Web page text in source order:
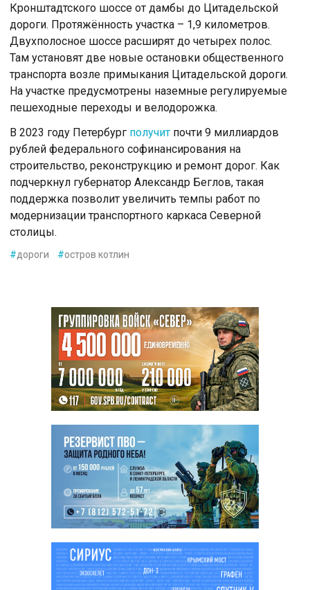
Кронштадтского шоссе от дамбы до Цитадельской
дороги. Протяжённость участка – 1,9 километров.
Двухполосное шоссе расширят до четырех полос.
Там установят две новые остановки общественного
транспорта возле примыкания Цитадельской дороги.
На участке предусмотрены наземные регулируемые
пешеходные переходы и велодорожка.
В 2023 году Петербург получит почти 9 миллиардов
рублей федерального софинансирования на
строительство, реконструкцию и ремонт дорог. Как
подчеркнул губернатор Александр Беглов, такая
поддержка позволит увеличить темпы работ по
модернизации транспортного каркаса Северной
столицы.
#дороги #остров котлин